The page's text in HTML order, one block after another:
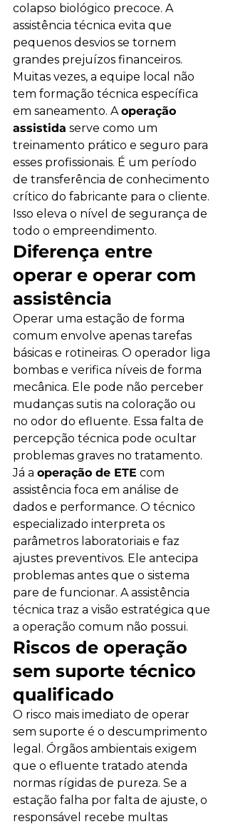
colapso biológico precoce. A
assistência técnica evita que
pequenos desvios se tornem
grandes prejuízos financeiros.
Muitas vezes, a equipe local não
tem formação técnica específica
em saneamento. A operação
assistida serve como um
treinamento prático e seguro para
esses profissionais. É um período
de transferência de conhecimento
crítico do fabricante para o cliente.
Isso eleva o nível de segurança de
todo o empreendimento.
Diferença entre
operar e operar com
assistência
Operar uma estação de forma
comum envolve apenas tarefas
básicas e rotineiras. O operador liga
bombas e verifica níveis de forma
mecânica. Ele pode não perceber
mudanças sutis na coloração ou
no odor do efluente. Essa falta de
percepção técnica pode ocultar
problemas graves no tratamento.
Já a operação de ETE com
assistência foca em análise de
dados e performance. O técnico
especializado interpreta os
parâmetros laboratoriais e faz
ajustes preventivos. Ele antecipa
problemas antes que o sistema
pare de funcionar. A assistência
técnica traz a visão estratégica que
a operação comum não possui.
Riscos de operação
sem suporte técnico
qualificado
O risco mais imediato de operar
sem suporte é o descumprimento
legal. Órgãos ambientais exigem
que o efluente tratado atenda
normas rígidas de pureza. Se a
estação falha por falta de ajuste, o
responsável recebe multas